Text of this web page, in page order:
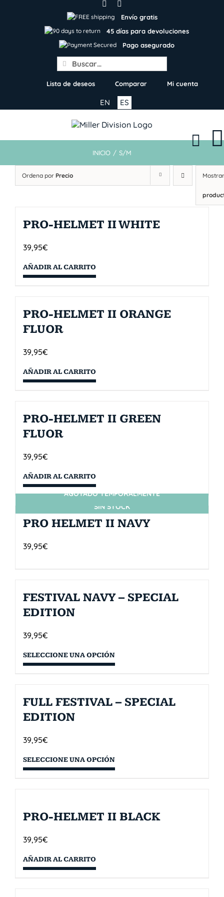
Envío gratis
45 días para devoluciones
Pago asegurado
Search
for:
Lista de deseos Comparar Mi cuenta
ES
EN
INICIO / S/M
Ordena por Precio
PRO-HELMET II WHITE
39,95€
AÑADIR AL CARRITO
PRO-HELMET II ORANGE
FLUOR
39,95€
AÑADIR AL CARRITO
PRO-HELMET II GREEN
FLUOR
39,95€
AÑADIR AL CARRITO
SIN STOCK
AGOTADO TEMPORALMENTE
PRO HELMET II NAVY
39,95€
FESTIVAL NAVY – SPECIAL
EDITION
39,95€
SELECCIONE UNA OPCIÓN
FULL FESTIVAL – SPECIAL
EDITION
39,95€
SELECCIONE UNA OPCIÓN
PRO-HELMET II BLACK
39,95€
AÑADIR AL CARRITO